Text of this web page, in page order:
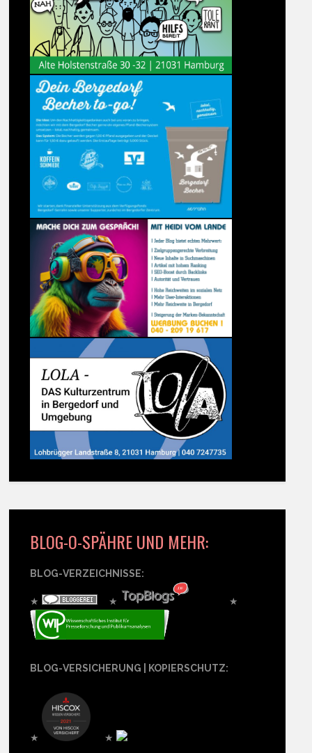
BLOG-O-SPÄHRE UND MEHR:
BLOG-VERZEICHNISSE:
★ ★ ★
BLOG-VERSICHERUNG | KOPIERSCHUTZ:
★ ★